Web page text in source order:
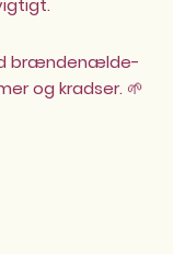
brændenælde-
og kradser. 🌱